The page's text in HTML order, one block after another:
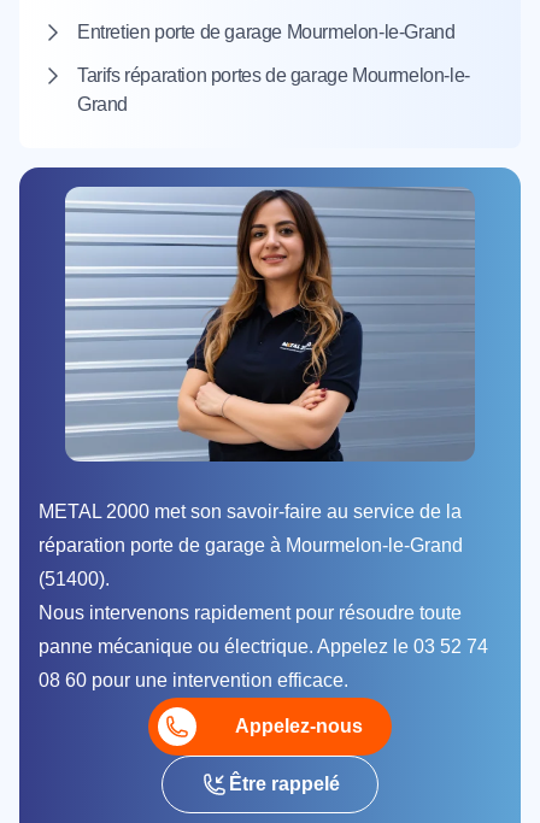
Entretien porte de garage Mourmelon-le-Grand
Tarifs réparation portes de garage Mourmelon-le-
Grand
METAL 2000 met son savoir-faire au service de la
réparation porte de garage à Mourmelon-le-Grand
(51400).
Nous intervenons rapidement pour résoudre toute
panne mécanique ou électrique. Appelez le 03 52 74
08 60 pour une intervention efficace.
Appelez-nous
Être rappelé